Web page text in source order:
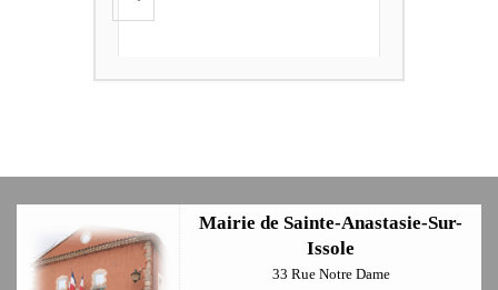
Mairie de Sainte-Anastasie-Sur-
Issole
33 Rue Notre Dame